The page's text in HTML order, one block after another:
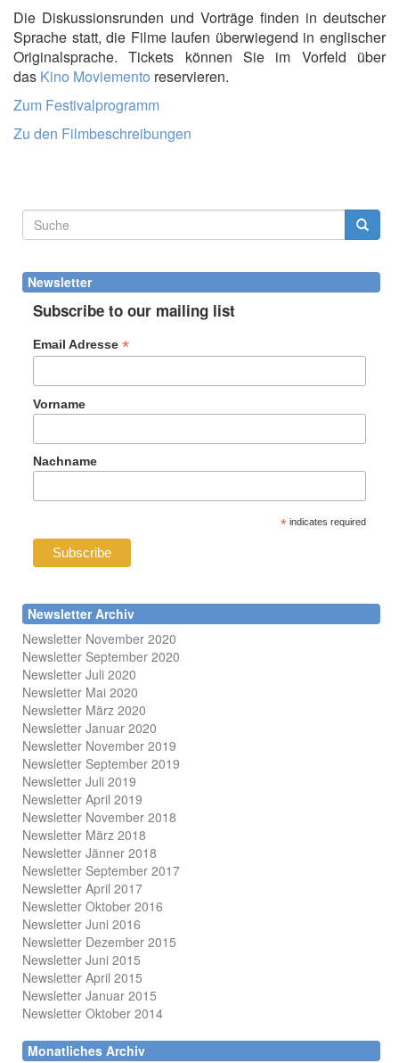
Die Diskussionsrunden und Vorträge finden in deutscher
Sprache statt, die Filme laufen überwiegend in englischer
Originalsprache. Tickets können Sie im Vorfeld über
das Kino Moviemento reservieren.
Zum Festivalprogramm
​Zu den Filmbeschreibungen
Suchformular
Newsletter
Subscribe to our mailing list
Email Adresse*
Vorname
Nachname
* indicates required
Newsletter Archiv
Newsletter November 2020
Newsletter September 2020
Newsletter Juli 2020
Newsletter Mai 2020
Newsletter März 2020
Newsletter Januar 2020
Newsletter November 2019
Newsletter September 2019
Newsletter Juli 2019
Newsletter April 2019
Newsletter November 2018
Newsletter März 2018
Newsletter Jänner 2018
Newsletter September 2017
Newsletter April 2017
Newsletter Oktober 2016
Newsletter Juni 2016
Newsletter Dezember 2015
Newsletter Juni 2015
Newsletter April 2015
Newsletter Januar 2015
Newsletter Oktober 2014
Monatliches Archiv